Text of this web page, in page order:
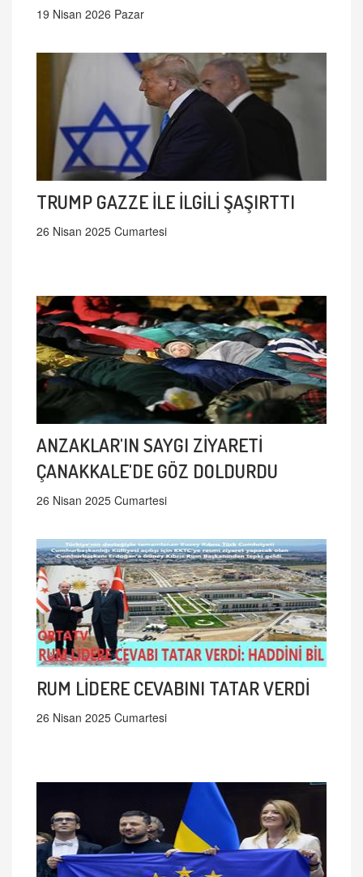
19 Nisan 2026 Pazar
TRUMP GAZZE İLE İLGİLİ ŞAŞIRTTI
26 Nisan 2025 Cumartesi
ANZAKLAR'IN SAYGI ZİYARETİ
ÇANAKKALE'DE GÖZ DOLDURDU
26 Nisan 2025 Cumartesi
RUM LİDERE CEVABINI TATAR VERDİ
26 Nisan 2025 Cumartesi